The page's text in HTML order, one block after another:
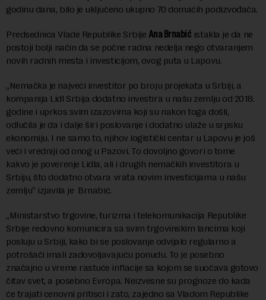
godinu dana, bilo je uključeno ukupno 70 domaćih podizvođača.
Predsednica Vlade Republike Srbije Ana Brnabić istakla je da ne
postoji bolji način da se počne radna nedelja nego otvaranjem
novih radnih mesta i investicijom, ovog puta u Lapovu.
„Nemačka je najveći investitor po broju projekata u Srbiji, a
kompanija Lidl Srbija dodatno investira u našu zemlju od 2018.
godine i uprkos svim izazovima koji su nakon toga došli,
odlučila je da i dalje širi poslovanje i dodatno ulaže u srpsku
ekonomiju. I ne samo to, njihov logistički centar u Lapovu je još
veći i vredniji od onog u Pazovi. To dovoljno govori o tome
kakvo je poverenje Lidla, ali i drugih nemačkih investitora u
Srbiju, što dodatno otvara vrata novim investicijama u našu
zemlju“ izjavila je Brnabić.
„Ministarstvo trgovine, turizma i telekomunikacija Republike
Srbije redovno komunicira sa svim trgovinskim lancima koji
posluju u Srbiji, kako bi se poslovanje odvijalo regularno a
potrošači imali zadovoljavajuću ponudu. To je posebno
značajno u vreme rastuće inflacije sa kojom se suočava gotovo
čitav svet, a posebno Evropa. Neizvesne su prognoze do kada
će trajati cenovni pritisci i zato, zajedno sa Vladom Republike